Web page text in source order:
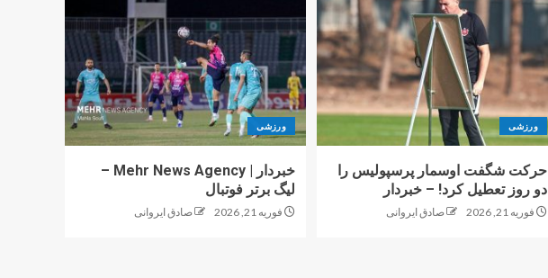
ورزشی
حرکت شگفت اوسمار پرسپولیس را
دو روز تعطیل کرد! – خبردار
فوریه 21, 2026 صادق ایروانی
ورزشی
خبردار | Mehr News Agency –
لیگ برتر فوتبال
فوریه 21, 2026 صادق ایروانی